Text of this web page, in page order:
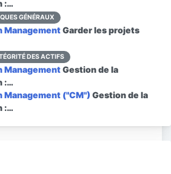
:…
GÉNÉRAUX
ManagementGarder les projets
DES ACTIFS
ManagementGestion de la
:…
("CM") Gestion de la
:…